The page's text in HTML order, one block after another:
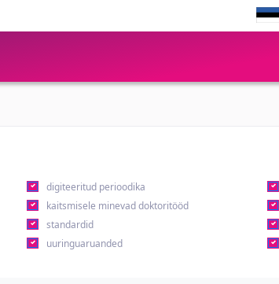
digiteeritud perioodika
kaitsmisele minevad doktoritööd
standardid
uuringuaruanded